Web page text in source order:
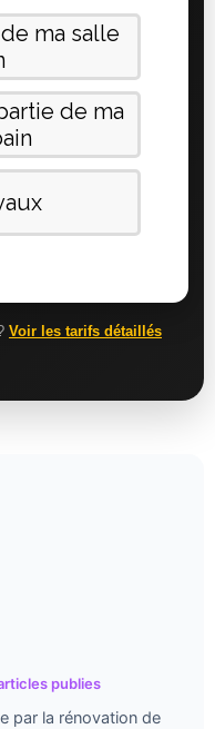
Voir les tarifs détaillés
publies
par la rénovation de